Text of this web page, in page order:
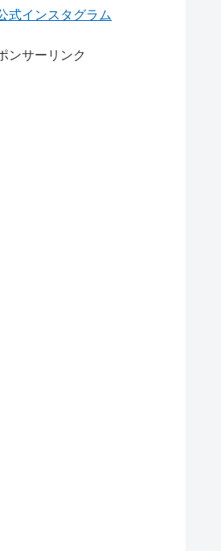
式インスタグラム
ンサーリンク